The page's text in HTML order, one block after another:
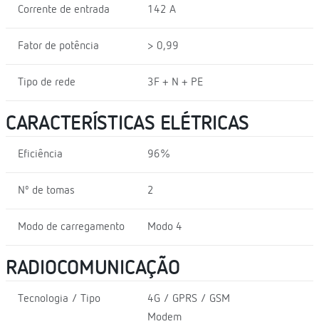
Corrente de entrada 142 A
Fator de potência > 0,99
Tipo de rede 3F + N + PE
CARACTERÍSTICAS ELÉTRICAS
Eficiência 96%
Nº de tomas 2
Modo de carregamento Modo 4
RADIOCOMUNICAÇÃO
Tecnologia / Tipo
4G / GPRS / GSM
Modem